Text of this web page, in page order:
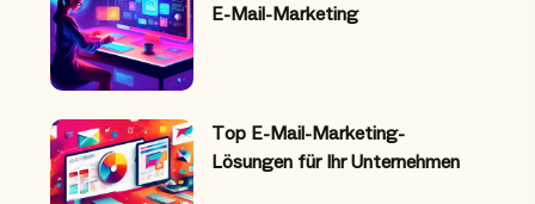
E-Mail-Marketing
Top E-Mail-Marketing-
Lösungen für Ihr Unternehmen